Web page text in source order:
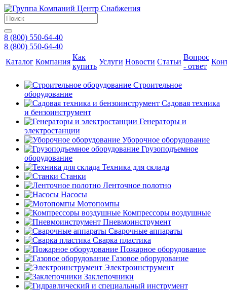
8 (800) 550-64-40
8 (800) 550-64-40
Каталог Компания
Как
купить
Услуги Новости Статьи
Вопрос
- ответ
Строительное
оборудование
Садовая техника
и бензоинструмент
Генераторы и
электростанции
Уборочное оборудование
Грузоподъемное
оборудование
Техника для склада
Станки
Ленточное полотно
Насосы
Мотопомпы
Компрессоры воздушные
Пневмоинструмент
Сварочные аппараты
Сварка пластика
Пожарное оборудование
Газовое оборудование
Электроинструмент
Заклепочники